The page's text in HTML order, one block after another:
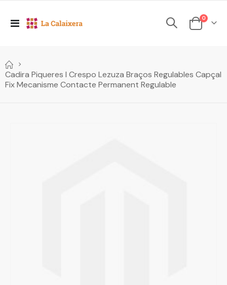
Toggle
Cesta
0elements
Cadira Piqueres I Crespo Lezuza Braços Regulables Capçal
Fix Mecanisme Contacte Permanent Regulable